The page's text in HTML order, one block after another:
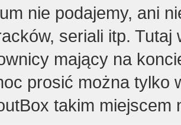
nie podajemy, ani
seriali itp. Tutaj
mający na
prosić można tylko
takim miejscem